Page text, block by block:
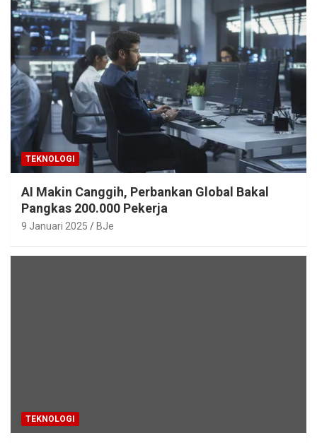
TEKNOLOGI
AI Makin Canggih, Perbankan Global Bakal
Pangkas 200.000 Pekerja
9 Januari 2025 BJe
TEKNOLOGI